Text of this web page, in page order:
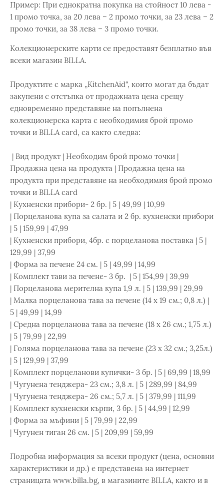
Пример: При еднократна покупка на стойност 10 лева -
1 промо точка, за 20 лева – 2 промо точки, за 23 лева – 2
промо точки, за 38 лева – 3 промо точки.
Колекционерските карти се предоставят безплатно във
всеки магазин BILLA.
Продуктите с марка „KitchenAid“, които могат да бъдат
закупени с отстъпка от продажната цена срещу
едновременно представяне на попълнена
колекционерска карта с необходимия брой промо
точки и BILLA card, са както следва:
| Вид продукт | Необходим брой промо точки |
Продажна цена на продукта | Продажна цена на
продукта при представяне на необходимия брой промо
точки и BILLA card
| Кухненски прибори- 2 бр. | 5 | 49,99 | 10,99
| Порцеланова купа за салата и 2 бр. кухненски прибори
| 5 | 159,99 | 47,99
| Кухненски прибори, 4бр. с порцеланова поставка | 5 |
129,99 | 37,99
| Форма за печене 24 см. | 5 | 49,99 | 14,99
| Комплект тави за печене- 3 бр. | 5 | 154,99 | 39,99
| Порцеланова мерителна купа 1,9 л. | 5 | 139,99 | 29,99
| Малка порцеланова тава за печене (14 х 19 см.; 0,8 л.) |
5 | 49,99 | 14,99
| Средна порцеланова тава за печене (18 х 26 см.; 1,75 л.)
| 5 | 79,99 | 22,99
| Голяма порцеланова тава за печене (23 х 32 см.; 3,25л.)
| 5 | 129,99 | 37,99
| Комплект порцеланови купички- 3 бр. | 5 | 69,99 | 18,99
| Чугунена тенджера- 23 см.; 3,8 л. | 5 | 289,99 | 84,99
| Чугунена тенджера- 26 см.; 5,7 л. | 5 | 379,99 | 111,99
| Комплект кухненски кърпи, 3 бр. | 5 | 44,99 | 12,99
| Форма за мъфини | 5 | 79,99 | 22,99
| Чугунен тиган 26 см. | 5 | 209,99 | 59,99
Подробна информация за всеки продукт (цена, основни
характеристики и др.) е представена на интернет
страницата www.billa.bg, в магазините BILLA, както и в